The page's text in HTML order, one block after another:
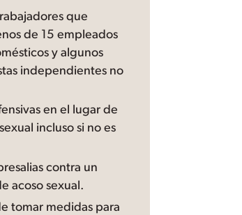
que
de 15 empleados
y algunos
independientes no
en el lugar de
incluso si no es
contra un
acoso sexual.
tomar medidas para